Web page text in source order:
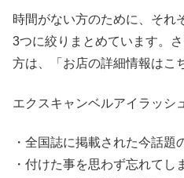
時間がない方のために、それ
3つに絞りまとめています。
方は、「お店の詳細情報はこ
エクスキャンベルアイラッシ
・全国誌に掲載された今話題
・付けた事を思わず忘れてし